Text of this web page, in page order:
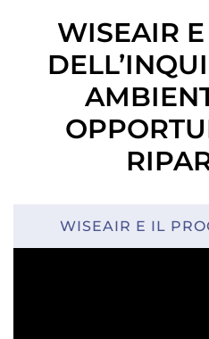
WISEAIR E
WISEAIR E IL